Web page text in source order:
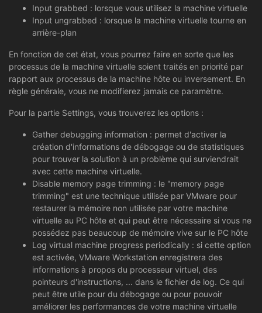
Input grabbed : lorsque vous utilisez la machine virtuelle
Input ungrabbed : lorsque la machine virtuelle tourne en
arrière-plan
En fonction de cet état, vous pourrez faire en sorte que les
processus de la machine virtuelle soient traités en priorité par
rapport aux processus de la machine hôte ou inversement. En
règle générale, vous ne modifierez jamais ce paramètre.
Pour la partie Settings, vous trouverez les options :
Gather debugging information : permet d'activer la
création d'informations de débogage ou de statistiques
pour trouver la solution à un problème qui surviendrait
avec cette machine virtuelle.
Disable memory page trimming : le "memory page
trimming" est une technique utilisée par VMware pour
restaurer la mémoire non utilisée par votre machine
virtuelle au PC hôte et qui peut être nécessaire si vous ne
possédez pas beaucoup de mémoire vive sur le PC hôte
Log virtual machine progress periodically : si cette option
est activée, VMware Workstation enregistrera des
informations à propos du processeur virtuel, des
pointeurs d'instructions, ... dans le fichier de log. Ce qui
peut être utile pour du débogage ou pour pouvoir
améliorer les performances de votre machine virtuelle